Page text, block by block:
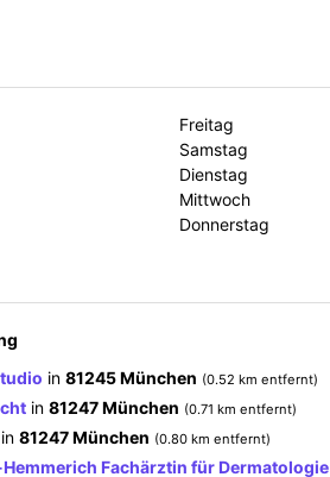
Freitag
Samstag
Dienstag
Mittwoch
Donnerstag
in 81245 München (0.52 km entfernt)
in 81247 München (0.71 km entfernt)
in 81247 München (0.80 km entfernt)
Fachärztin für Dermatologie